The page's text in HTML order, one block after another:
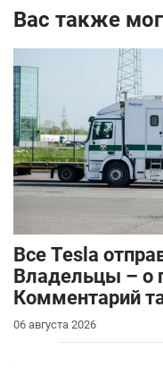
Вас также
Все Tesla
Владельцы – о
Комментарий
06 августа 2026